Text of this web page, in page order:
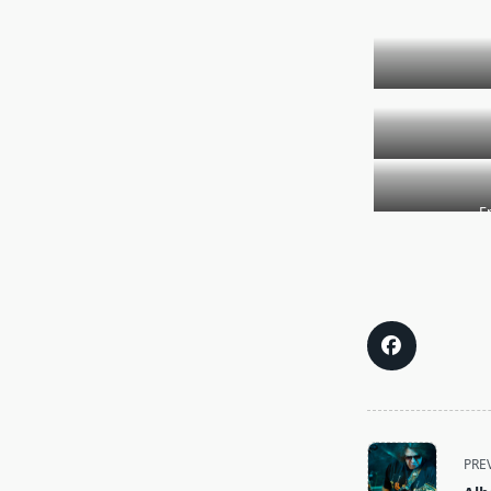
<span
class="nav-